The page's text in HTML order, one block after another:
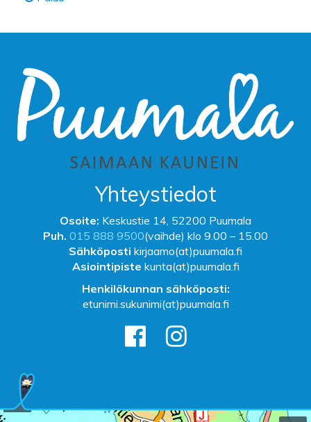
Yhteystiedot
Osoite: Keskustie 14, 52200 Puumala
Puh. 015 888 9500(vaihde) klo 9.00 – 15.00
Sähköposti kirjaamo(at)puumala.fi
Asiointipiste kunta(at)puumala.fi
Henkilökunnan sähköposti:
etunimi.sukunimi(at)puumala.fi